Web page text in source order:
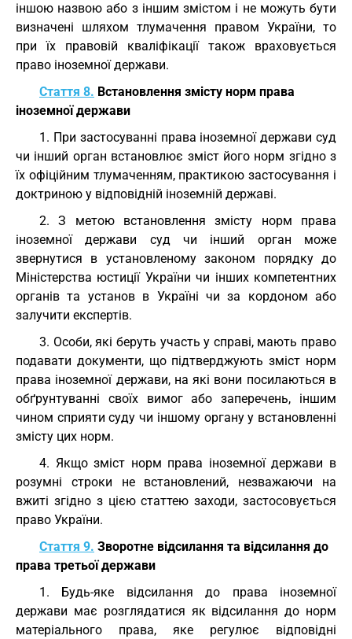
іншою назвою або з іншим змістом і не можуть бути
визначені шляхом тлумачення правом України, то
при їх правовій кваліфікації також враховується
право іноземної держави.
Стаття 8. Встановлення змісту норм права
іноземної держави
1. При застосуванні права іноземної держави суд
чи інший орган встановлює зміст його норм згідно з
їх офіційним тлумаченням, практикою застосування і
доктриною у відповідній іноземній державі.
2. З метою встановлення змісту норм права
іноземної держави суд чи інший орган може
звернутися в установленому законом порядку до
Міністерства юстиції України чи інших компетентних
органів та установ в Україні чи за кордоном або
залучити експертів.
3. Особи, які беруть участь у справі, мають право
подавати документи, що підтверджують зміст норм
права іноземної держави, на які вони посилаються в
обґрунтуванні своїх вимог або заперечень, іншим
чином сприяти суду чи іншому органу у встановленні
змісту цих норм.
4. Якщо зміст норм права іноземної держави в
розумні строки не встановлений, незважаючи на
вжиті згідно з цією статтею заходи, застосовується
право України.
Стаття 9. Зворотне відсилання та відсилання до
права третьої держави
1. Будь-яке відсилання до права іноземної
держави має розглядатися як відсилання до норм
матеріального права, яке регулює відповідні